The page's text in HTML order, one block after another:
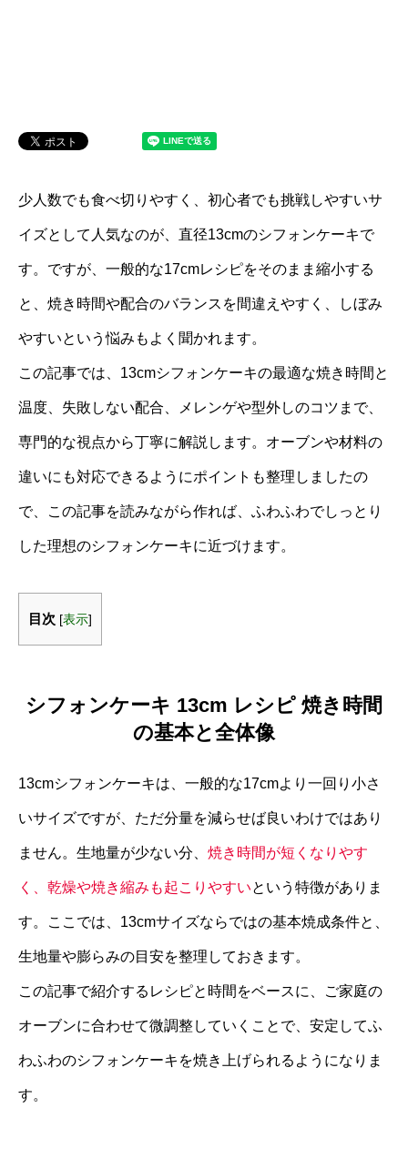
少人数でも食べ切りやすく、初心者でも挑戦しやすいサ
イズとして人気なのが、直径13cmのシフォンケーキで
す。ですが、一般的な17cmレシピをそのまま縮小する
と、焼き時間や配合のバランスを間違えやすく、しぼみ
やすいという悩みもよく聞かれます。
この記事では、13cmシフォンケーキの最適な焼き時間と
温度、失敗しない配合、メレンゲや型外しのコツまで、
専門的な視点から丁寧に解説します。オーブンや材料の
違いにも対応できるようにポイントも整理しましたの
で、この記事を読みながら作れば、ふわふわでしっとり
した理想のシフォンケーキに近づけます。
目次 [表示]
シフォンケーキ 13cm レシピ 焼き時間
の基本と全体像
13cmシフォンケーキは、一般的な17cmより一回り小さ
いサイズですが、ただ分量を減らせば良いわけではあり
ません。生地量が少ない分、 焼き時間が短くなりやす
く、乾燥や焼き縮みも起こりやすいという特徴がありま
す。ここでは、13cmサイズならではの基本焼成条件と、
生地量や膨らみの目安を整理しておきます。
この記事で紹介するレシピと時間をベースに、ご家庭の
オーブンに合わせて微調整していくことで、安定してふ
わふわのシフォンケーキを焼き上げられるようになりま
す。